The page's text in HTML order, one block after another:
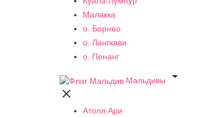
Малакка
о. Борнео
о. Лангкави
о. Пенанг
Мальдивы


Атолл Ари